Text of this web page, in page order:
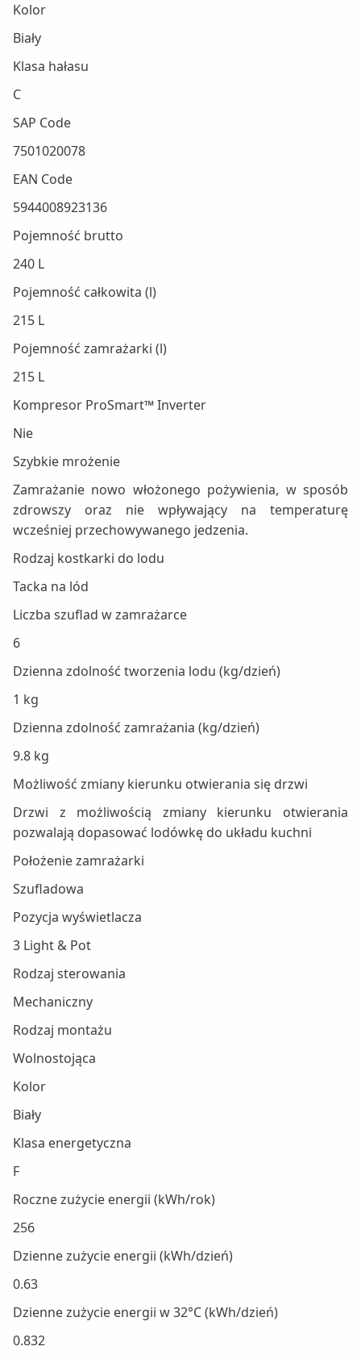
Kolor
Biały
Klasa hałasu
C
SAP Code
7501020078
EAN Code
5944008923136
Pojemność brutto
240 L
Pojemność całkowita (l)
215 L
Pojemność zamrażarki (l)
215 L
Kompresor ProSmart™ Inverter
Nie
Szybkie mrożenie
Zamrażanie nowo włożonego pożywienia, w sposób
zdrowszy oraz nie wpływający na temperaturę
wcześniej przechowywanego jedzenia.
Rodzaj kostkarki do lodu
Tacka na lód
Liczba szuflad w zamrażarce
6
Dzienna zdolność tworzenia lodu (kg/dzień)
1 kg
Dzienna zdolność zamrażania (kg/dzień)
9.8 kg
Możliwość zmiany kierunku otwierania się drzwi
Drzwi z możliwością zmiany kierunku otwierania
pozwalają dopasować lodówkę do układu kuchni
Położenie zamrażarki
Szufladowa
Pozycja wyświetlacza
3 Light & Pot
Rodzaj sterowania
Mechaniczny
Rodzaj montażu
Wolnostojąca
Kolor
Biały
Klasa energetyczna
F
Roczne zużycie energii (kWh/rok)
256
Dzienne zużycie energii (kWh/dzień)
0.63
Dzienne zużycie energii w 32°C (kWh/dzień)
0.832